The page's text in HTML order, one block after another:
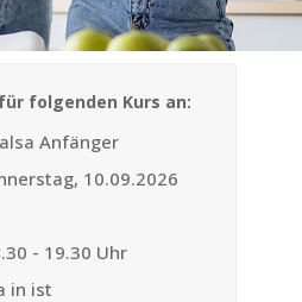
folgenden Kurs an:
Anfänger
10.09.2026
- 19.30 Uhr
in ist